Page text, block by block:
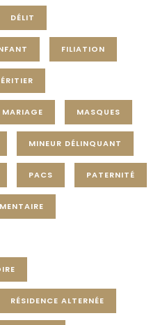
DÉLIT
FILIATION
MARIAGE MASQUES
MINEUR DÉLINQUANT
PACS PATERNITÉ
RÉSIDENCE ALTERNÉE